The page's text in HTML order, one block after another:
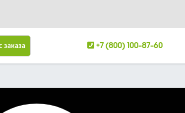
заказа +7 (800) 100-87-60